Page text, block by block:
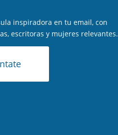
inspiradora en tu email, con
escritoras y mujeres relevantes.